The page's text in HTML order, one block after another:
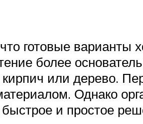
готовые варианты
более
кирпич или дерево.
Однако
и простое